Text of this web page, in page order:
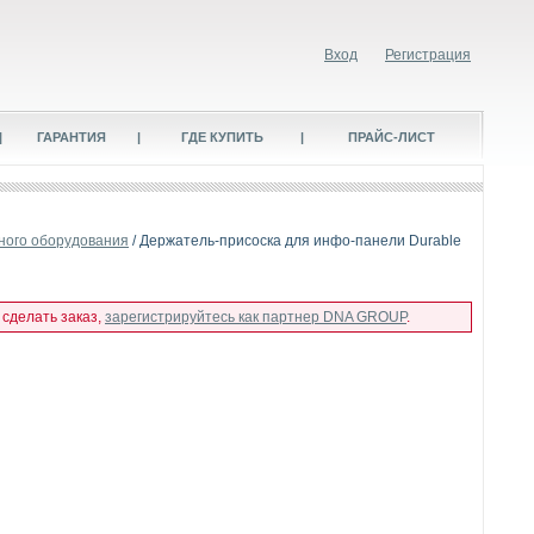
Вход Регистрация
| ГАРАНТИЯ | ГДЕ КУПИТЬ | ПРАЙС-ЛИСТ
оборудования / Держатель-присоска для инфо-панели Durable
заказ, зарегистрируйтесь как партнер DNA GROUP.